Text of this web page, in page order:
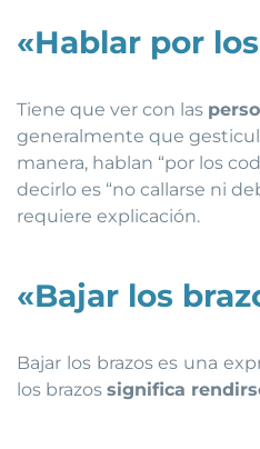
«Hablar por
Tiene que ver con las
generalmente que
manera, hablan “por los
decirlo es “no callarse ni
requiere explicación.
«Bajar los
Bajar los brazos es una
los brazos significa